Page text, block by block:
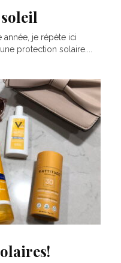
année, je répète ici
protection solaire....